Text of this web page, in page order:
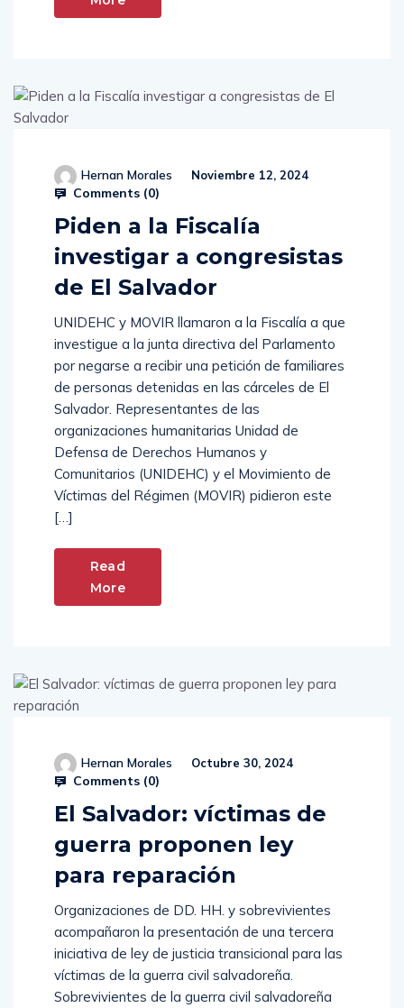
Hernan Morales Noviembre 12, 2024
Comments (0)
Piden a la Fiscalía
investigar a congresistas
de El Salvador
UNIDEHC y MOVIR llamaron a la Fiscalía a que
investigue a la junta directiva del Parlamento
por negarse a recibir una petición de familiares
de personas detenidas en las cárceles de El
Salvador. Representantes de las
organizaciones humanitarias Unidad de
Defensa de Derechos Humanos y
Comunitarios (UNIDEHC) y el Movimiento de
Víctimas del Régimen (MOVIR) pidieron este
[…]
Read
More
Hernan Morales Octubre 30, 2024
Comments (0)
El Salvador: víctimas de
guerra proponen ley
para reparación
Organizaciones de DD. HH. y sobrevivientes
acompañaron la presentación de una tercera
iniciativa de ley de justicia transicional para las
víctimas de la guerra civil salvadoreña.
Sobrevivientes de la guerra civil salvadoreña